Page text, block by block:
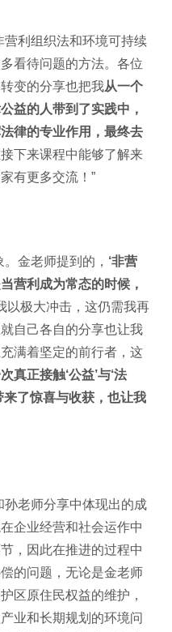
营利组织法和环境可持续
看待问题的方法。各位
变的分享也把我从一个
益的人带到了实践中，
律的专业作用，最终去
下来课程中能够了解来
有更多交流！”
金老师提到的， ‘非营
营利成为常态的时候，
以极大冲击，这仍需我再
自己各自的分享也让我
满着坚定的前行者，这
真正接触‘公益’与‘法
来了惊喜与收获，也让我
孙老师分享中体现出的成
企业经营和社会运作中
，因此在推进的过程中
的问题，无论是金老师
区原住民权益的维护，
业和长期规划的环境问